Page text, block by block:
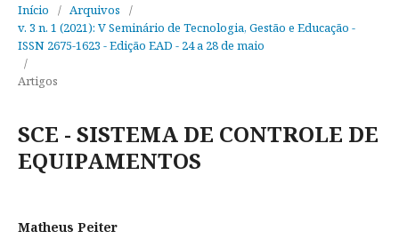
Início / Arquivos
/
v. 3 n. 1 (2021): V Seminário de Tecnologia, Gestão e Educação -
ISSN 2675-1623 - Edição EAD - 24 a 28 de maio
/
Artigos
SCE - SISTEMA DE CONTROLE DE
EQUIPAMENTOS
Matheus Peiter